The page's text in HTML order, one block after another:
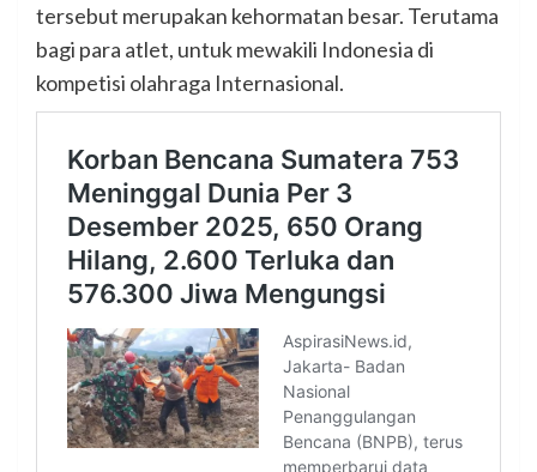
tersebut merupakan kehormatan besar. Terutama
bagi para atlet, untuk mewakili Indonesia di
kompetisi olahraga Internasional.